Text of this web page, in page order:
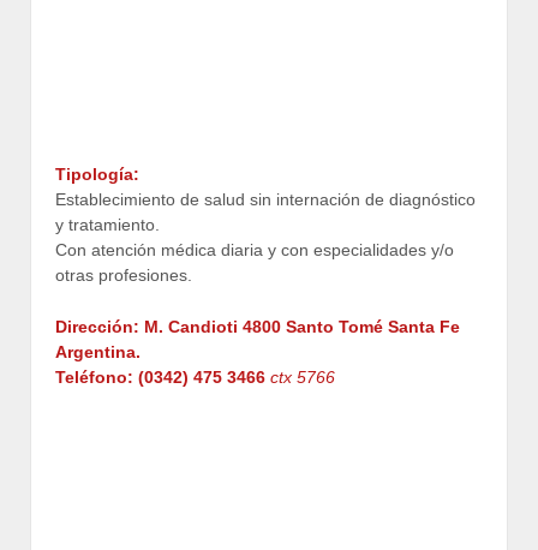
Tipología:
Establecimiento de salud sin internación de diagnóstico
y tratamiento.
Con atención médica diaria y con especialidades y/o
otras profesiones.
Dirección: M. Candioti 4800 Santo Tomé Santa Fe
Argentina.
Teléfono: (0342) 475 3466 ctx 5766